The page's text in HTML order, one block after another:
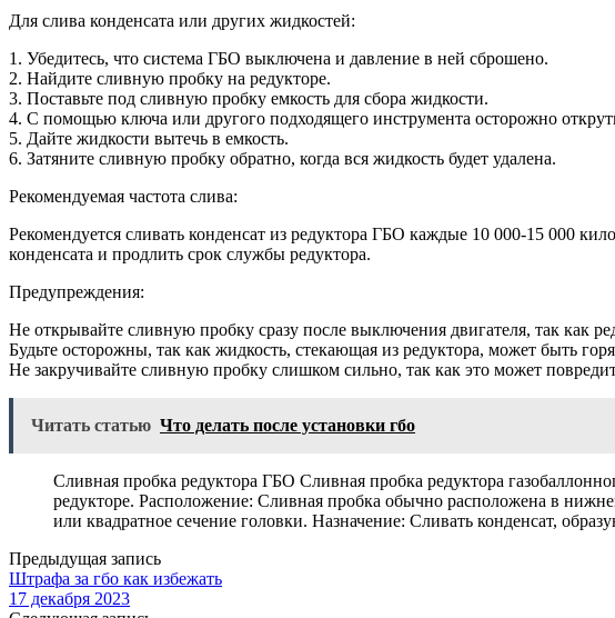
Для слива конденсата или других жидкостей:
1. Убедитесь, что система ГБО выключена и давление в ней сброшено.
2. Найдите сливную пробку на редукторе.
3. Поставьте под сливную пробку емкость для сбора жидкости.
4. С помощью ключа или другого подходящего инструмента осторожно
5. Дайте жидкости вытечь в емкость.
6. Затяните сливную пробку обратно, когда вся жидкость будет удалена.
Рекомендуемая частота слива:
Рекомендуется сливать конденсат из редуктора ГБО каждые 10 000-15 000
конденсата и продлить срок службы редуктора.
Предупреждения:
Не открывайте сливную пробку сразу после выключения двигателя, так как
Будьте осторожны, так как жидкость, стекающая из редуктора, может быть
Не закручивайте сливную пробку слишком сильно, так как это может
Читать статью Что делать после установки гбо
Сливная пробка редуктора ГБО Сливная пробка редуктора
редукторе. Расположение: Сливная пробка обычно расположена в
или квадратное сечение головки. Назначение: Сливать конденсат,
Предыдущая запись
Штрафа за гбо как избежать
17 декабря 2023